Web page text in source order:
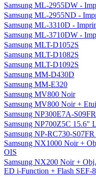
Samsung ML-2955DW -
Samsung ML-2955ND -
Samsung ML-3310D -
Samsung ML-3710DW -
Samsung MLT-D1052S
Samsung MLT-D1082S
Samsung MLT-D1092S
Samsung MM-D430D
Samsung MM-E320
Samsung MV800 Noir
Samsung MV800 Noir +
Samsung NP300E7A-
Samsung NP700Z5C 15.6"
Samsung NP-RC730-
Samsung NX1000 Noir +
OIS
Samsung NX200 Noir +
ED i-Function + Flash SEF-